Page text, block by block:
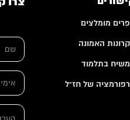
מומלצים
האמונה
בתלמוד
של חז"ל
י
מ
י
י
ה
ע
ר
ש
*
א
מ
י
י
ה